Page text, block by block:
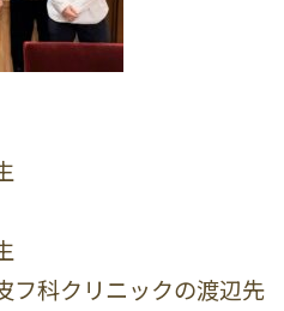
フ科クリニックの渡辺先